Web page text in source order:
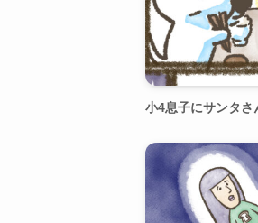
小4息子にサンタ